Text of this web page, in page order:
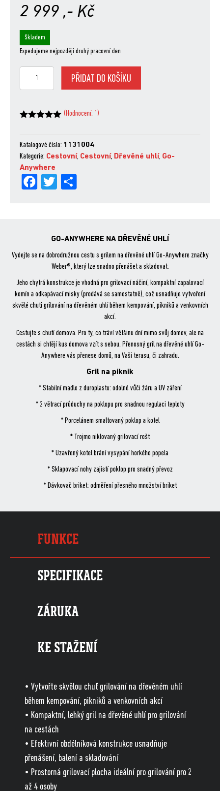
2 999 ,- Kč
Skladem
Expedujeme nejpozději druhý pracovní den
uhlí,
PŘIDAT DO KOŠÍKU
hodnocení
zákazníka
(Hodnocení: 1 )
Katalogové číslo: 1131004
Kategorie: Cestovní, Cestovní, Dřevěné uhlí, Go-
Anywhere
Fa
Tw
GO-ANYWHERE NA DŘEVĚNÉ UHLÍ
Vydejte se na dobrodružnou cestu s grilem na dřevěné uhlí Go-Anywhere značky
Weber®, který lze snadno přenášet a skladovat.
Jeho chytrá konstrukce je vhodná pro grilovací náčiní, kompaktní zapalovací
komín a odkapávací misky (prodává se samostatně), což usnadňuje vytvoření
skvělé chuti grilování na dřevěném uhlí během kempování, pikniků a venkovních
akcí.
Cestujte s chutí domova. Pro ty, co tráví většinu dní mimo svůj domov, ale na
cestách si chtějí kus domova vzít s sebou. Přenosný gril na dřevěné uhlí Go-
Anywhere vás přenese domů, na Vaši terasu, či zahradu.
Gril na piknik
* Stabilní madlo z duroplastu: odolné vůči žáru a UV záření
* 2 větrací průduchy na poklopu pro snadnou regulaci teploty
* Porcelánem smaltovaný poklop a kotel
* Trojmo niklovaný grilovací rošt
* Uzavřený kotel brání vysypání horkého popela
* Sklapovací nohy zajistí poklop pro snadný převoz
* Dávkovač briket: odměření přesného množství briket
FUNKCE
SPECIFIKACE
ZÁRUKA
KE STAŽENÍ
• Vytvořte skvělou chuť grilování na dřevěném uhlí
během kempování, pikniků a venkovních akcí
• Kompaktní, lehký gril na dřevěné uhlí pro grilování
na cestách
• Efektivní obdélníková konstrukce usnadňuje
přenášení, balení a skladování
• Prostorná grilovací plocha ideální pro grilování pro 2
až 4 osoby